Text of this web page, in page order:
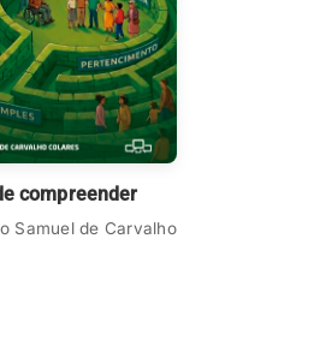
compreender
Samuel de Carvalho